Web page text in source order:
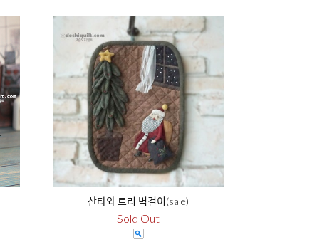
산타와 트리 벽걸이(sale)
Sold Out